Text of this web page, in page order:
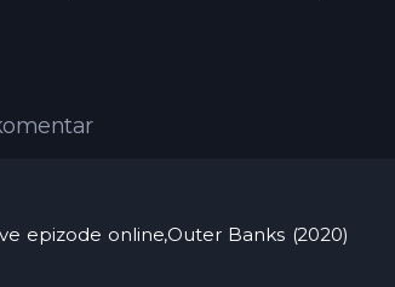
epizode online,Outer Banks (2020)